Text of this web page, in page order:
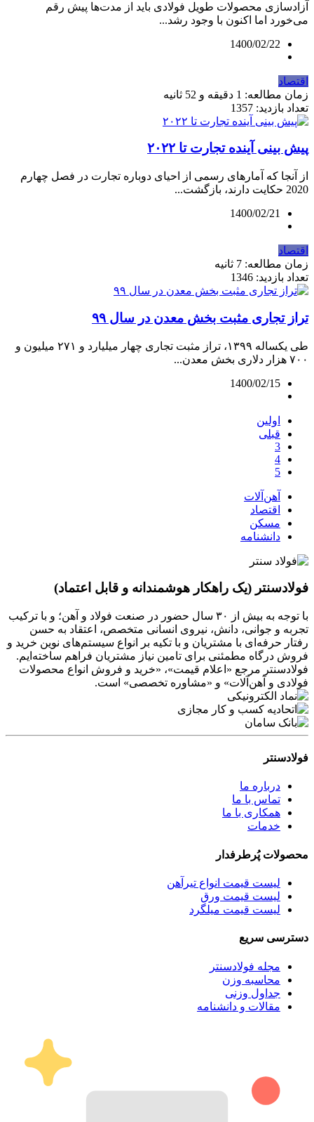
آزادسازی محصولات طویل فولادی باید از مدت‌ها پیش رقم
می‌خورد اما اکنون با وجود رشد...
1400/02/22
اقتصاد
زمان مطالعه: 1 دقیقه و 52 ثانیه
تعداد بازدید: 1357
پیش بینی آینده تجارت تا ۲۰۲۲
از آنجا که آمارهای رسمی از احیای دوباره تجارت در فصل چهارم
2020 حکایت دارند، بازگشت...
1400/02/21
اقتصاد
زمان مطالعه: 7 ثانیه
تعداد بازدید: 1346
تراز تجاری مثبت بخش معدن در سال ۹۹
طی یکساله ۱۳۹۹، تراز مثبت تجاری چهار میلیارد و ۲۷۱ میلیون و
۷۰۰ هزار دلاری بخش معدن...
1400/02/15
اولین
قبلی
3
4
5
آهن‌آلات
اقتصاد
مسکن
دانشنامه
فولادسنتر (یک راهکار هوشمندانه و قابل اعتماد)
با توجه به بیش از ۳۰ سال حضور در صنعت فولاد و آهن؛ و با ترکیب
تجربه و جوانی، دانش، نیروی انسانی متخصص، اعتقاد به حسن
رفتار حرفه‌ای با مشتریان و با تکیه بر انواع سیستم‌های نوین خرید و
فروش درگاه مطمئنی برای تامین نیاز مشتریان فراهم ساخته‌ایم.
فولادسنتر مرجع «اعلام قیمت»، «خرید و فروش انواع محصولات
فولادی و آهن‌آلات» و «مشاوره تخصصی» است.
فولادسنتر
درباره ما
تماس با ما
همکاری با ما
خدمات
محصولات پُرطرفدار
لیست قیمت انواع تیرآهن
لیست قیمت ورق
لیست قیمت میلگرد
دسترسی سریع
مجله فولادسنتر
محاسبه وزن
جداول وزنی
مقالات و دانشنامه